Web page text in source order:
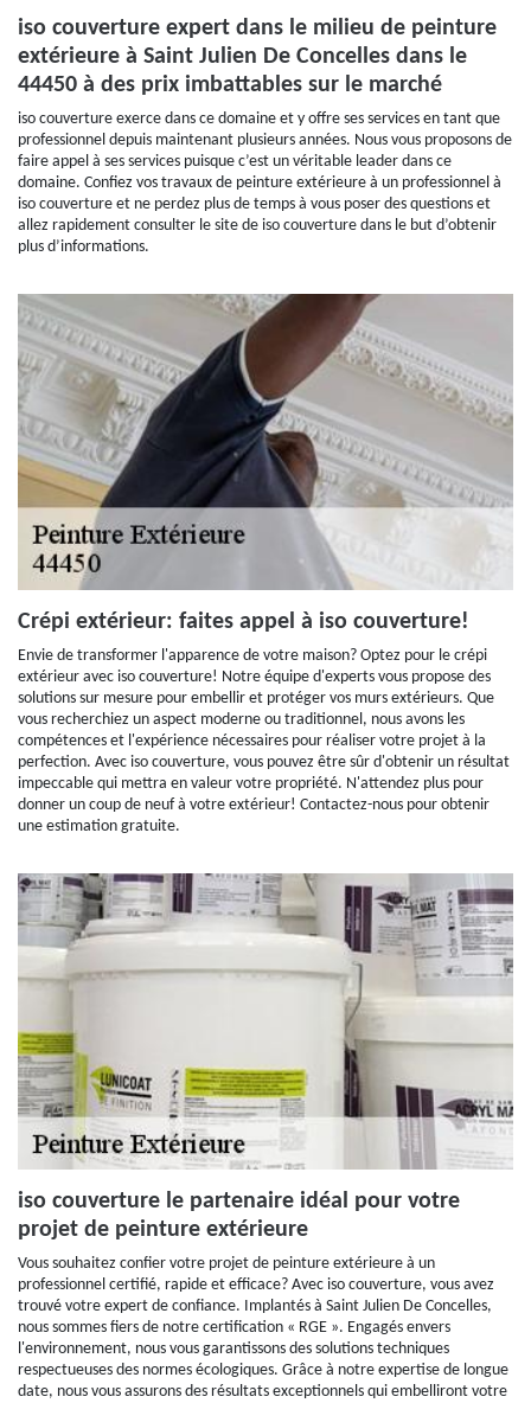
iso couverture expert dans le milieu de peinture
extérieure à Saint Julien De Concelles dans le
44450 à des prix imbattables sur le marché
iso couverture exerce dans ce domaine et y offre ses services en tant que
professionnel depuis maintenant plusieurs années. Nous vous proposons de
faire appel à ses services puisque c’est un véritable leader dans ce
domaine. Confiez vos travaux de peinture extérieure à un professionnel à
iso couverture et ne perdez plus de temps à vous poser des questions et
allez rapidement consulter le site de iso couverture dans le but d’obtenir
plus d’informations.
Crépi extérieur: faites appel à iso couverture!
Envie de transformer l'apparence de votre maison? Optez pour le crépi
extérieur avec iso couverture! Notre équipe d'experts vous propose des
solutions sur mesure pour embellir et protéger vos murs extérieurs. Que
vous recherchiez un aspect moderne ou traditionnel, nous avons les
compétences et l'expérience nécessaires pour réaliser votre projet à la
perfection. Avec iso couverture, vous pouvez être sûr d'obtenir un résultat
impeccable qui mettra en valeur votre propriété. N'attendez plus pour
donner un coup de neuf à votre extérieur! Contactez-nous pour obtenir
une estimation gratuite.
iso couverture le partenaire idéal pour votre
projet de peinture extérieure
Vous souhaitez confier votre projet de peinture extérieure à un
professionnel certifié, rapide et efficace? Avec iso couverture, vous avez
trouvé votre expert de confiance. Implantés à Saint Julien De Concelles,
nous sommes fiers de notre certification « RGE ». Engagés envers
l'environnement, nous vous garantissons des solutions techniques
respectueuses des normes écologiques. Grâce à notre expertise de longue
date, nous vous assurons des résultats exceptionnels qui embelliront votre